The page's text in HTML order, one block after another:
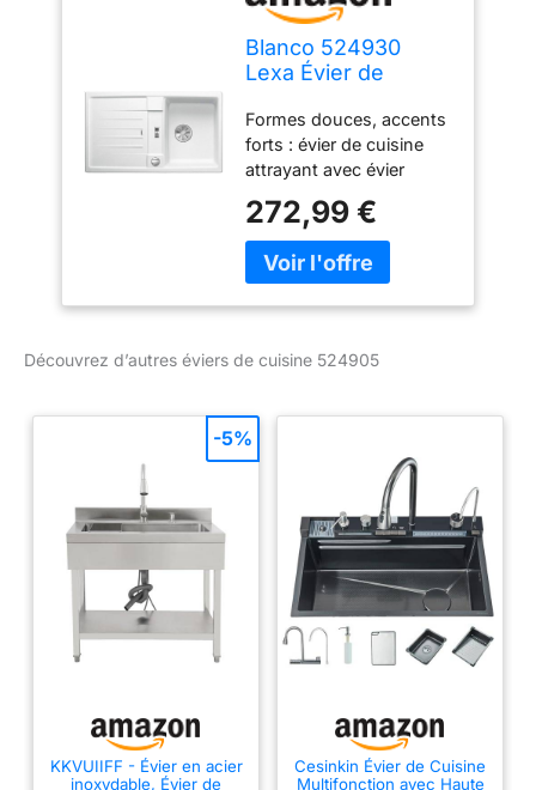
Blanco 524930
Lexa Évier de
Formes douces, accents
forts : évier de cuisine
attrayant avec évier
supplémentaire pratique
et égouttoir élégant qui
peut également être
système de vidange
de qualité supérieure en
SILGRANIT PuraDur, un
matériau composite de
qualité supérieure à base
de granit, c'est-à-dire
particulièrement facile
d'entretien, résistant aux
rayures, à la chaleur et
aux acides, résistant à la
lumière et hygiénique
Pour armoires inférieures
Profondeur du bac 190
mm - Dimensions
extérieures : 860 x 500
272,99 €
Découvrez d’autres éviers de cuisine 524905
KKVUIIFF - Évier en acier
inoxydable, Évier de
-5%
Cesinkin Évier de Cuisine
Multifonction avec Haute